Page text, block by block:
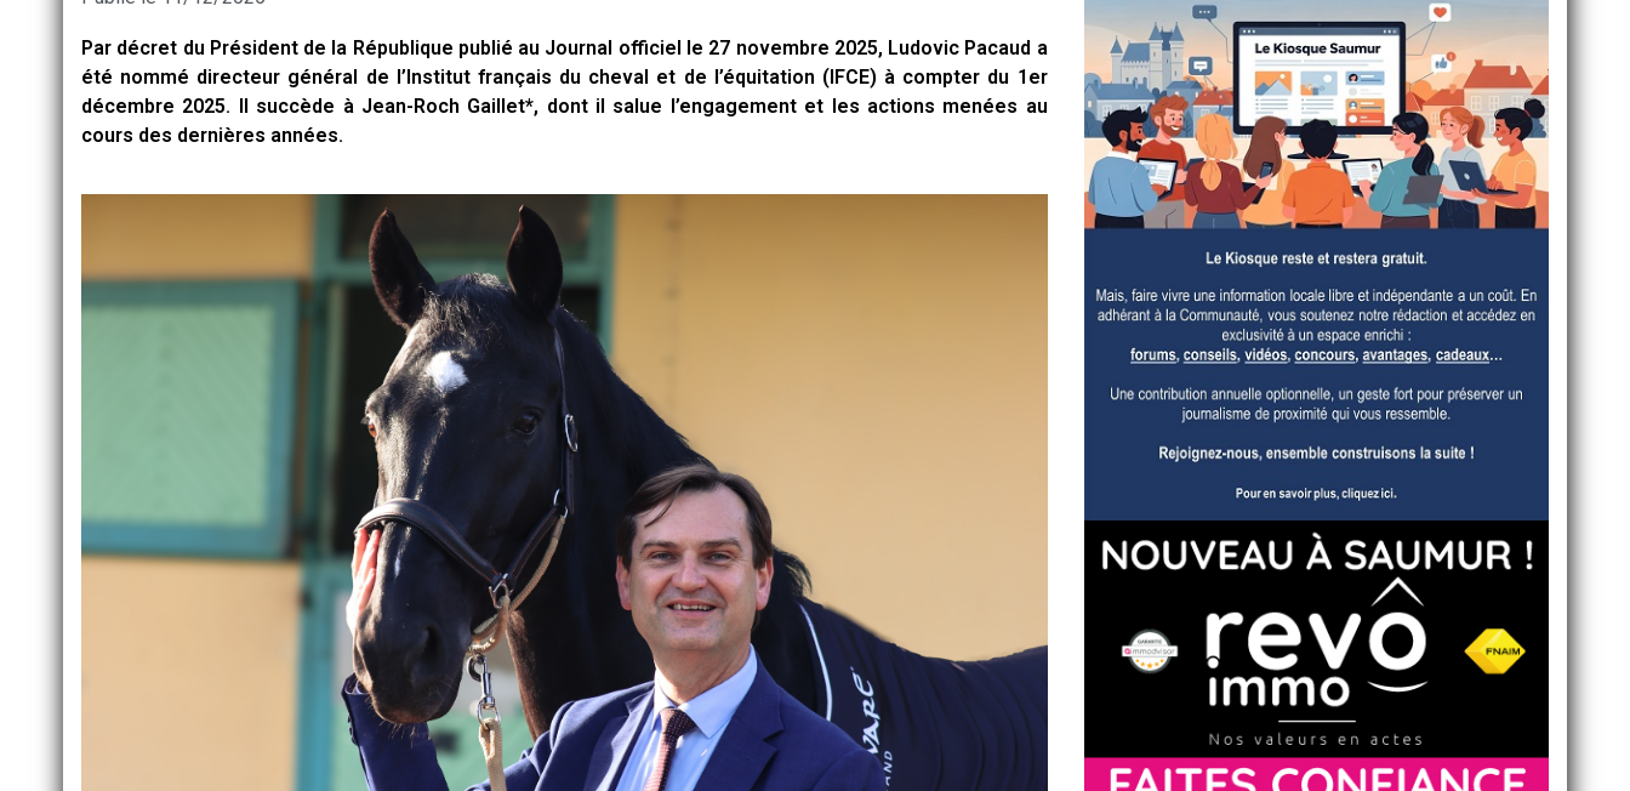
Par décret du Président de la République publié au Journal officiel le 27 novembre 2025, Ludovic Pacaud a
été nommé directeur général de l’Institut français du cheval et de l’équitation (IFCE) à compter du 1er
décembre 2025. Il succède à Jean-Roch Gaillet*, dont il salue l’engagement et les actions menées au
cours des dernières années.